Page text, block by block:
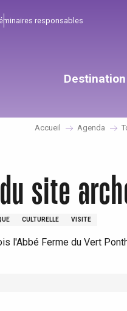
responsables
Destination
Accueil Agenda
site
CULTURELLE VISITE
l'Abbé Ferme du Vert